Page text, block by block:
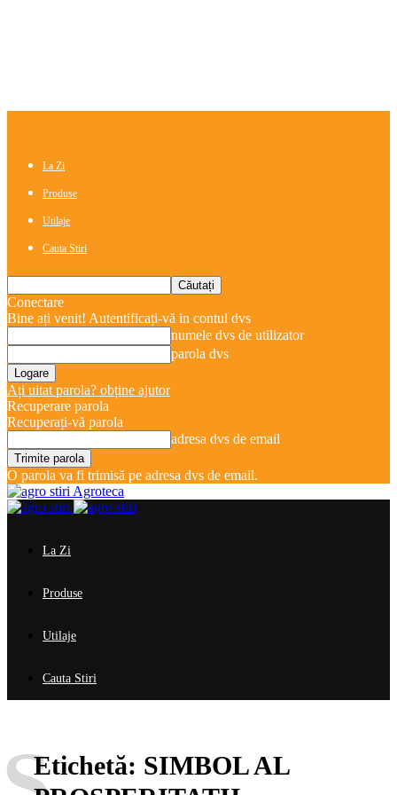
La Zi
Produse
Utilaje
Cauta Stiri
Conectare
Bine ați venit! Autentificați-vă in contul dvs
numele dvs de utilizator
parola dvs
Ați uitat parola? obține ajutor
Recuperare parola
Recuperați-vă parola
adresa dvs de email
O parola va fi trimisă pe adresa dvs de email.
Agroteca
La Zi
Produse
Utilaje
Cauta Stiri
Etichetă: SIMBOL AL